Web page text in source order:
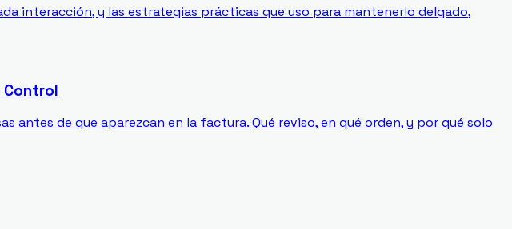
interacción, y las estrategias prácticas que uso para mantenerlo delgado,
Control
de que aparezcan en la factura. Qué reviso, en qué orden, y por qué solo